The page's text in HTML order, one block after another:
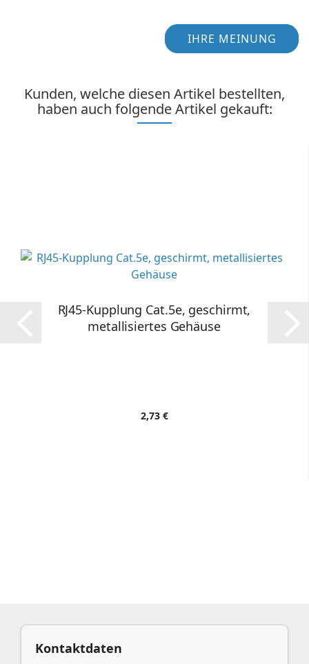
IHRE MEINUNG
Kunden, welche diesen Artikel bestellten,
haben auch folgende Artikel gekauft:
RJ45-Kupplung Cat.5e, geschirmt,
metallisiertes Gehäuse
2,73 €
Kontaktdaten